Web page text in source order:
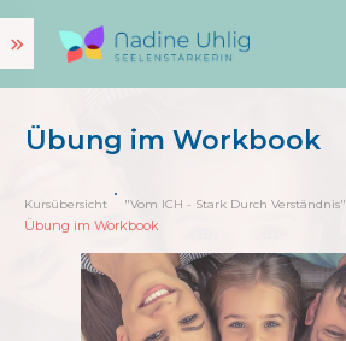
Übung im Workbook
Kursübersicht "Vom ICH - Stark Durch Verständnis"
Übung im Workbook